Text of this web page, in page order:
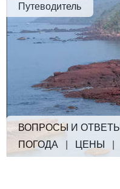
Путеводитель
ВОПРОСЫ И ОТВЕТЫ
ПОГОДА
ЦЕНЫ